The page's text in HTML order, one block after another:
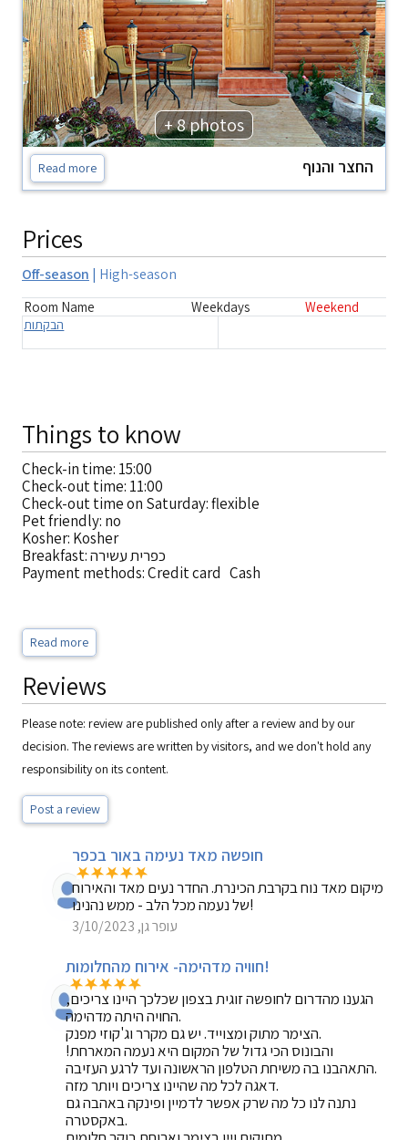
+ 8 photos
החצר והנוף Read more
Prices
Off-season | High-season
Room Name Weekdays Weekend
הבקתות
Things to know
Check-in time: 15:00
Check-out time: 11:00
Check-out time on Saturday: flexible
Pet friendly: no
Kosher: Kosher
Breakfast: כפרית עשירה
Payment methods: Credit card Cash
בחגים התנאים שונים, פרטים בעת ההזמנה
Read more
Reviews
Please note: review are published only after a review and by our
decision. The reviews are written by visitors, and we don't hold any
responsibility on its content.
Post a review
חופשה מאד נעימה באור בכפר
מיקום מאד נוח בקרבת הכינרת. החדר נעים מאד והאירוח
של נעמה מכל הלב - ממש נהנינו!
עופר גן, 3/10/2023
חוויה מדהימה- אירוח מהחלומות!
הגענו מהדרום לחופשה זוגית בצפון שכלכך היינו צריכים,
החויה היתה מדהימה.
הצימר מתוק ומצוייד. יש גם מקרר וג'קוזי מפנק.
והבונוס הכי גדול של המקום היא נעמה המארחת!
התאהבנו בה משיחת הטלפון הראשונה ועד לרגע העזיבה.
דאגה לכל מה שהיינו צריכים ויותר מזה.
נתנה לנו כל מה שרק אפשר לדמיין ופינקה באהבה גם
באקסטרה.